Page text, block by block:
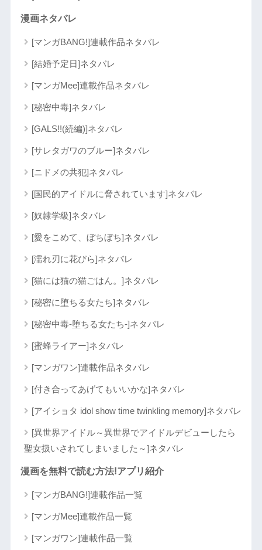
漫画ネタバレ
[マンガBANG!]連載作品ネタバレ
[結婚予定日]ネタバレ
[マンガMee]連載作品ネタバレ
[秘密中毒]ネタバレ
[GALS!!(続編)]ネタバレ
[サレタガワのブルー]ネタバレ
[ニドメの共犯]ネタバレ
[国民的アイドルに脅されています]ネタバレ
[奴隷学級]ネタバレ
[愛をこめて、ぼちぼち]ネタバレ
[濡れ刃に花びら]ネタバレ
[猫には猫の猫ごはん。]ネタバレ
[秘密に堕ちる女たち]ネタバレ
[秘密中毒-堕ちる女たち-]ネタバレ
[蜜蜂ライアー]ネタバレ
[マンガワン]連載作品ネタバレ
[付き合ってあげてもいいかな]ネタバレ
[アイショタ idol show time twinkling memory]ネタバレ
[異世界アイドル～異世界でアイドルデビューしたら
聖女扱いされてしまいました～]ネタバレ
漫画を無料で読む方法!アプリ紹介
[マンガBANG!]連載作品一覧
[マンガMee]連載作品一覧
[マンガワン]連載作品一覧